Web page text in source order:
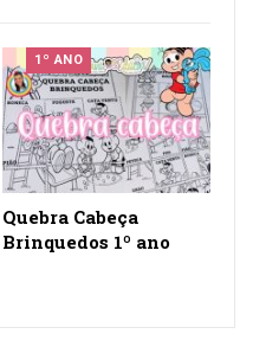
1º ANO
Quebra Cabeça
Brinquedos 1º ano